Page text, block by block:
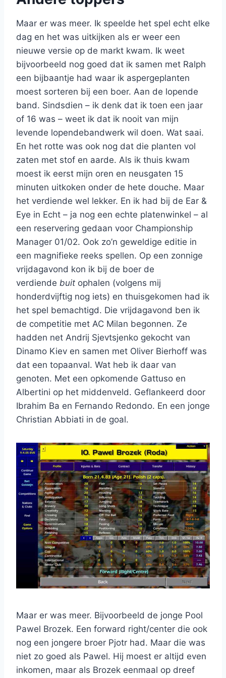
Maar er was meer. Ik speelde het spel echt elke
dag en het was uitkijken als er weer een
nieuwe versie op de markt kwam. Ik weet
bijvoorbeeld nog goed dat ik samen met Ralph
een bijbaantje had waar ik aspergeplanten
moest sorteren bij een boer. Aan de lopende
band. Sindsdien – ik denk dat ik toen een jaar
of 16 was – weet ik dat ik nooit van mijn
levende lopendebandwerk wil doen. Wat saai.
En het rotte was ook nog dat die planten vol
zaten met stof en aarde. Als ik thuis kwam
moest ik eerst mijn oren en neusgaten 15
minuten uitkoken onder de hete douche. Maar
het verdiende wel lekker. En ik had bij de Ear &
Eye in Echt – ja nog een echte platenwinkel – al
een reservering gedaan voor Championship
Manager 01/02. Ook zo’n geweldige editie in
een magnifieke reeks spellen. Op een zonnige
vrijdagavond kon ik bij de boer de
verdiende buit ophalen (volgens mij
honderdvijftig nog iets) en thuisgekomen had ik
het spel bemachtigd. Die vrijdagavond ben ik
de competitie met AC Milan begonnen. Ze
hadden net Andrij Sjevtsjenko gekocht van
Dinamo Kiev en samen met Oliver Bierhoff was
dat een topaanval. Wat heb ik daar van
genoten. Met een opkomende Gattuso en
Albertini op het middenveld. Geflankeerd door
Ibrahim Ba en Fernando Redondo. En een jonge
Christian Abbiati in de goal.
Maar er was meer. Bijvoorbeeld de jonge Pool
Pawel Brozek. Een forward right/center die ook
nog een jongere broer Pjotr had. Maar die was
niet zo goed als Pawel. Hij moest er altijd even
inkomen, maar als Brozek eenmaal op dreef